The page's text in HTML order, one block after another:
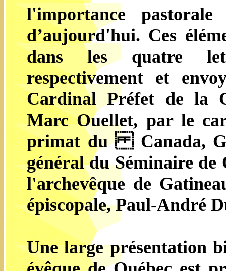
l'importance
d’aujourd'hui. Ces
dans les quatre
respectivement et
Cardinal Préfet de la
Marc Ouellet, par le
primat du Canada,
général du Séminaire de
l'archevêque de
épiscopale, Paul-André
Une large présentation